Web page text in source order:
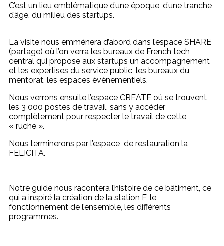
C’est un lieu emblématique d’une époque, d’une tranche
d’âge, du milieu des startups.
La visite nous emmènera d’abord dans l’espace SHARE
(partage) où l’on verra les bureaux de French tech
central qui propose aux startups un accompagnement
et les expertises du service public, les bureaux du
mentorat, les espaces évènementiels.
Nous verrons ensuite l’espace CREATE où se trouvent
les 3 000 postes de travail, sans y accéder
complètement pour respecter le travail de cette
« ruche ».
Nous terminerons par l’espace de restauration la
FELICITA.
Notre guide nous racontera l’histoire de ce bâtiment, ce
qui a inspiré la création de la station F, le
fonctionnement de l’ensemble, les différents
programmes.